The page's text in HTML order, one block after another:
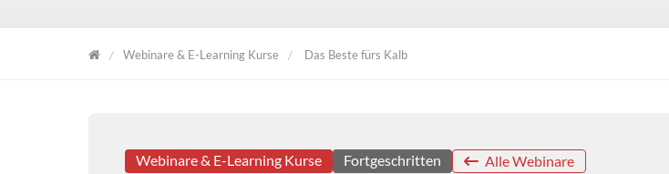
Webinare & E-Learning Kurse Das Beste fürs Kalb
Webinare & E-Learning Kurse Fortgeschritten Alle Webinare